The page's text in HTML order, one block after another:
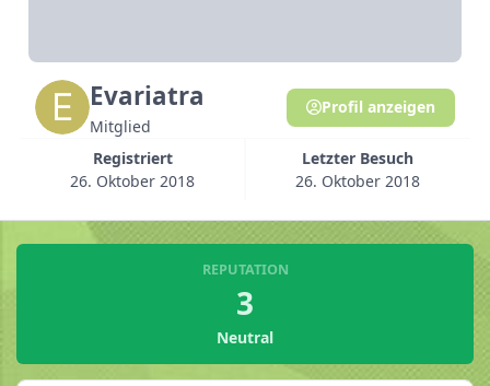
Evariatra
Mitglied
Registriert
26. Oktober 2018
Letzter Besuch
26. Oktober 2018
Profil anzeigen
REPUTATION
3
Neutral